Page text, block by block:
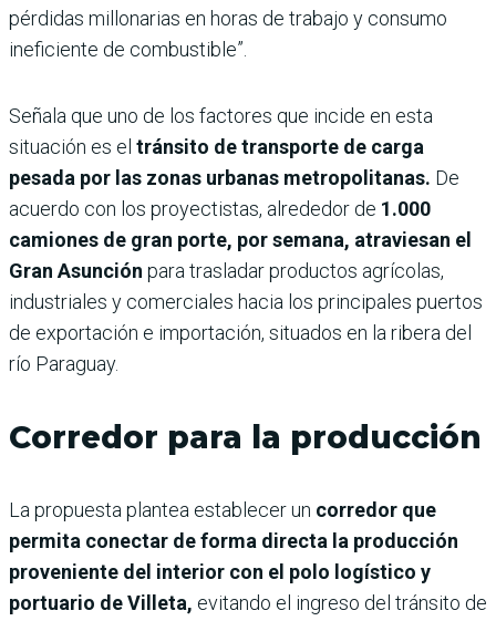
pérdidas millonarias en horas de trabajo y consumo
ineficiente de combustible”.
Señala que uno de los factores que incide en esta
situación es el tránsito de transporte de carga
pesada por las zonas urbanas metropolitanas. De
acuerdo con los proyectistas, alrededor de 1.000
camiones de gran porte, por semana, atraviesan el
Gran Asunción para trasladar productos agrícolas,
industriales y comerciales hacia los principales puertos
de exportación e importación, situados en la ribera del
río Paraguay.
Corredor para la producción
La propuesta plantea establecer un corredor que
permita conectar de forma directa la producción
proveniente del interior con el polo logístico y
portuario de Villeta, evitando el ingreso del tránsito de